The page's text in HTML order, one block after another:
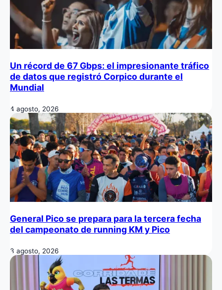
Un récord de 67 Gbps: el impresionante tráfico
de datos que registró Corpico durante el
Mundial
4 agosto, 2026
General Pico se prepara para la tercera fecha
del campeonato de running KM y Pico
3 agosto, 2026